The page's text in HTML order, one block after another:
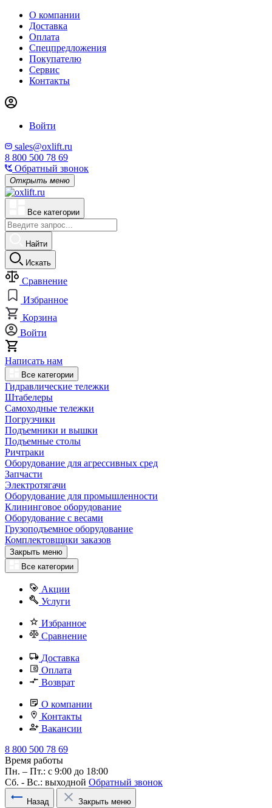
О компании
Доставка
Оплата
Спецпредложения
Покупателю
Сервис
Контакты
Войти
sales@oxlift.ru
8 800 500 78 69
Обратный звонок
Открыть меню
Все категории
Найти
Искать
Сравнение
Избранное
Корзина
Войти
Написать нам
Все категории
Гидравлические тележки
Штабелеры
Самоходные тележки
Погрузчики
Подъемники и вышки
Подъемные столы
Ричтраки
Оборудование для агрессивных сред
Запчасти
Электротягачи
Оборудование для промышленности
Клининговое оборудование
Оборудование с весами
Грузоподъемное оборудование
Комплектовщики заказов
Закрыть меню
Все категории
Акции
Услуги
Избранное
Сравнение
Доставка
Оплата
Возврат
О компании
Контакты
Вакансии
8 800 500 78 69
Время работы
Пн. – Пт.: с 9:00 до 18:00
Сб. - Вс.: выходной Обратный звонок
Назад Закрыть меню